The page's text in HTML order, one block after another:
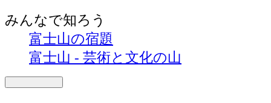
みんなで知ろう
富士山の宿題
富士山 - 芸術と文化の山